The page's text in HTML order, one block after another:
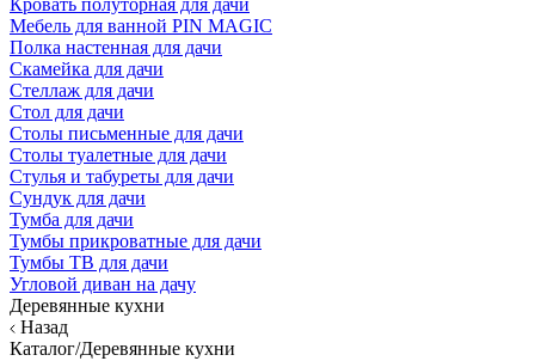
Кровать полуторная для дачи
Мебель для ванной PIN MAGIC
Полка настенная для дачи
Скамейка для дачи
Стеллаж для дачи
Стол для дачи
Столы письменные для дачи
Столы туалетные для дачи
Стулья и табуреты для дачи
Сундук для дачи
Тумба для дачи
Тумбы прикроватные для дачи
Тумбы ТВ для дачи
Угловой диван на дачу
Деревянные кухни
Назад
Каталог/Деревянные кухни